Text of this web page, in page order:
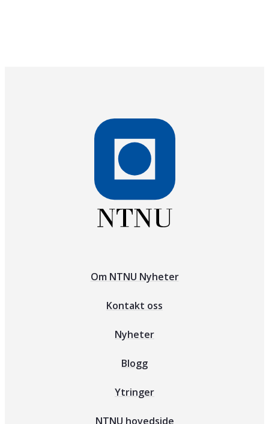
Om NTNU Nyheter
Kontakt oss
Nyheter
Blogg
Ytringer
NTNU hovedside